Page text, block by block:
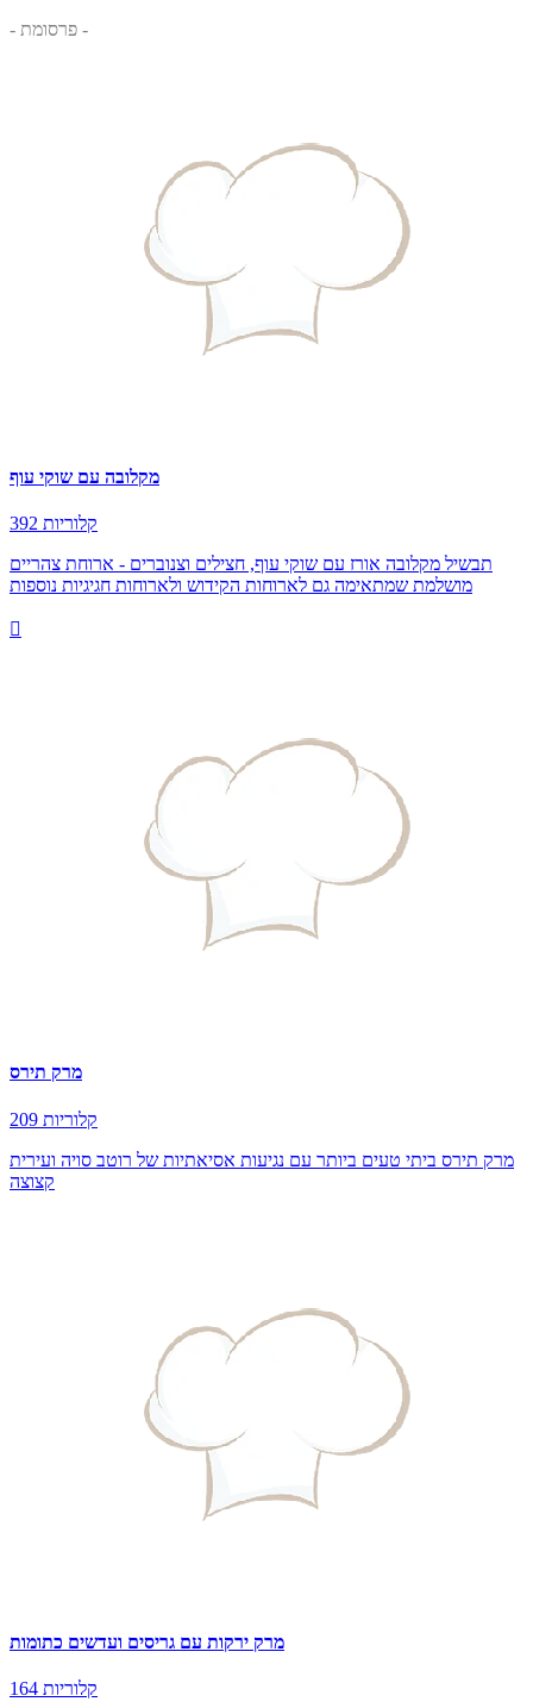
- פרסומת -
מקלובה עם שוקי עוף
392 קלוריות
תבשיל מקלובה אורז עם שוקי עוף, חצילים וצנוברים - ארוחת צהריים
מושלמת שמתאימה גם לארוחות הקידוש ולארוחות חגיגיות נוספות

מרק תירס
209 קלוריות
מרק תירס ביתי טעים ביותר עם נגיעות אסיאתיות של רוטב סויה ועירית
קצוצה
מרק ירקות עם גריסים ועדשים כתומות
164 קלוריות